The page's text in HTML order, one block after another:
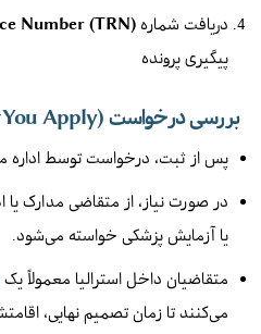
دریافت شماره Number (TRN)
پیگیری پرونده
بررسی درخواست (After You Apply)
پس از ثبت، درخواست توسط اداره
در صورت نیاز، از متقاضی مدارک یا
یا آزمایش پزشکی خواسته می‌شود.
متقاضیان داخل استرالیا معمولاً یک
می‌کنند تا زمان تصمیم نهایی،